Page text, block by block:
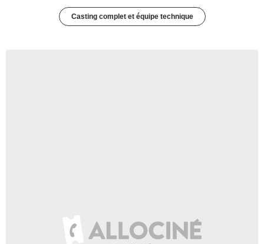
Casting complet et équipe technique